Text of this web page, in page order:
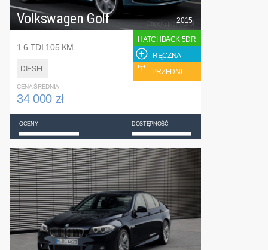
Volkswagen Golf
1.6 TDI 105 KM
DIESEL
2015
HATCHBACK 5DR
RĘCZNA
PRZEDNI
CENA ŚREDNIA
34 000 zł
OCENY DOSTĘPNOŚĆ